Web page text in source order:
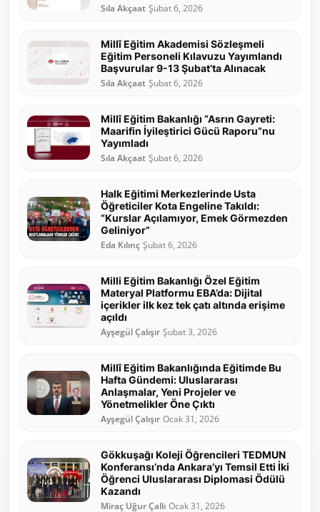
Sıla Akçaat Şubat 6, 2026
Millî Eğitim Akademisi Sözleşmeli
Eğitim Personeli Kılavuzu Yayımlandı
Başvurular 9-13 Şubat’ta Alınacak
Sıla Akçaat Şubat 6, 2026
Millî Eğitim Bakanlığı “Asrın Gayreti:
Maarifin İyileştirici Gücü Raporu”nu
Yayımladı
Sıla Akçaat Şubat 6, 2026
Halk Eğitimi Merkezlerinde Usta
Öğreticiler Kota Engeline Takıldı:
“Kurslar Açılamıyor, Emek Görmezden
Geliniyor”
Eda Kılınç Şubat 6, 2026
Milli Eğitim Bakanlığı Özel Eğitim
Materyal Platformu EBA’da: Dijital
içerikler ilk kez tek çatı altında erişime
açıldı
Ayşegül Çalışır Şubat 3, 2026
Millî Eğitim Bakanlığında Eğitimde Bu
Hafta Gündemi: Uluslararası
Anlaşmalar, Yeni Projeler ve
Yönetmelikler Öne Çıktı
Ayşegül Çalışır Ocak 31, 2026
Gökkuşağı Koleji Öğrencileri TEDMUN
Konferansı’nda Ankara’yı Temsil Etti İki
Öğrenci Uluslararası Diplomasi Ödülü
Kazandı
Miraç Uğur Çallı Ocak 31, 2026